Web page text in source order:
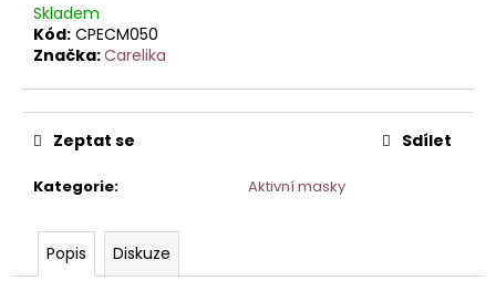
Skladem
Kód: CPECM050
Značka:Carelika
Kategorie: Aktivní masky
Zeptat se Sdílet
Popis Diskuze
D
o
p
o
r
u
u